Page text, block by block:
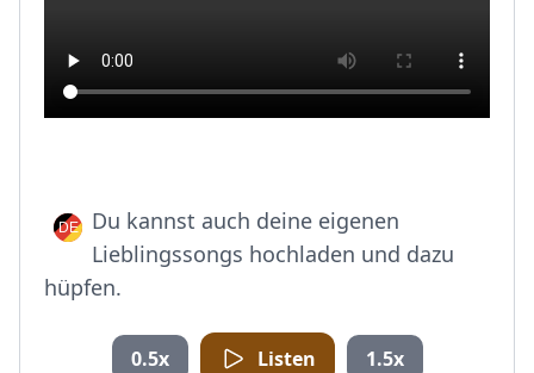
Du kannst auch deine eigenen
Lieblingssongs hochladen und dazu
hüpfen.
0.5x Listen 1.5x